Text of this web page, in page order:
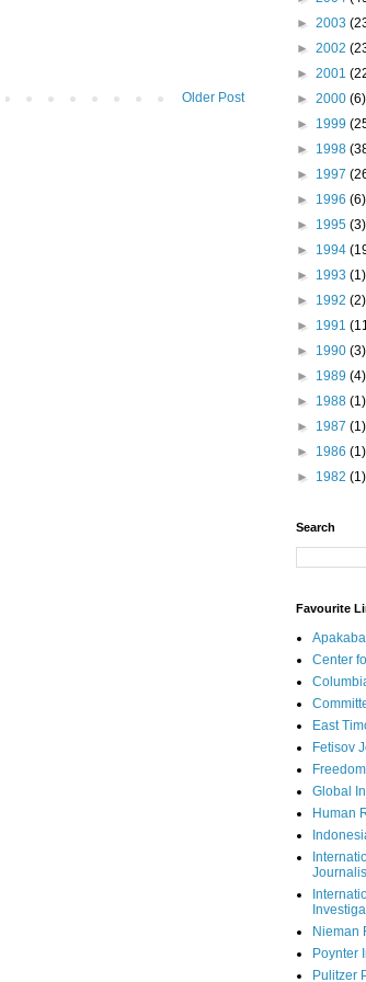
Older Post
► 2003
► 2002
► 2001
► 2000 (6)
► 1999
► 1998
► 1997
► 1996 (6)
► 1995 (3)
► 1994
► 1993 (1)
► 1992 (2)
► 1991
► 1990 (3)
► 1989 (4)
► 1988 (1)
► 1987 (1)
► 1986 (1)
► 1982 (1)
Search
Favourite
Center
East
Fetisov
Global
Human
Nieman
Poynter
Pulitzer